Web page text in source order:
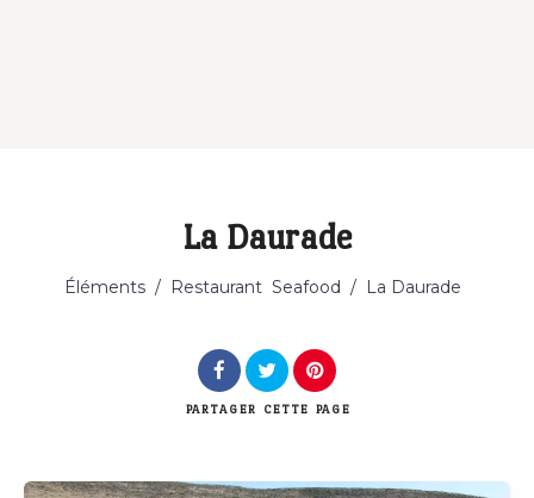
Catégorie
La Daurade
Éléments / Restaurant Seafood / La Daurade
PARTAGER CETTE PAGE